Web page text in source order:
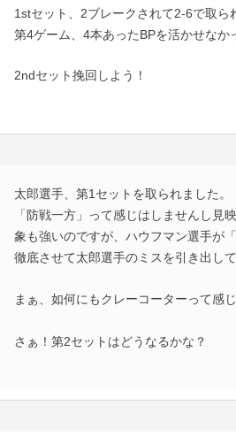
1stセット、2ブレークされて2-6で取ら
第4ゲーム、4本あったBPを活かせなか
2ndセット挽回しよう！
太郎選手、第1セットを取られました。
「防戦一方」って感じはしませんし見
象も強いのですが、ハウフマン選手が
徹底させて太郎選手のミスを引き出し
まぁ、如何にもクレーコーターって感じ
さぁ！第2セットはどうなるかな？